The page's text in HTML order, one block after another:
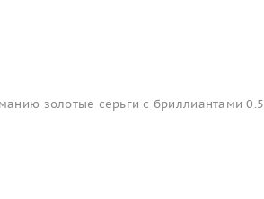
золотые серьги с бриллиантами